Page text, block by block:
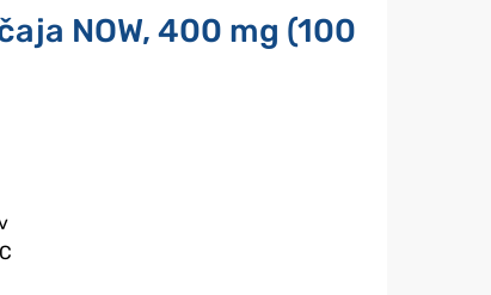
NOW, 400 mg (100